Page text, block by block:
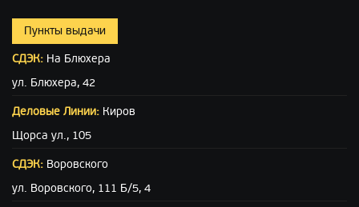
Пункты выдачи
СДЭК: На Блюхера
ул. Блюхера, 42
Деловые Линии: Киров
Щорса ул., 105
СДЭК: Воровского
ул. Воровского, 111 Б/5, 4